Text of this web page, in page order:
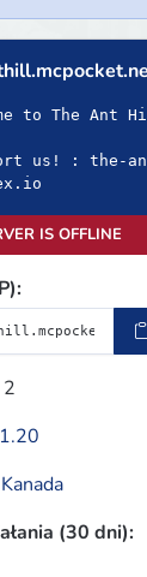
to The Ant
us! : the-
IS OFFLINE
2
1.20
Kanada
(30 dni):